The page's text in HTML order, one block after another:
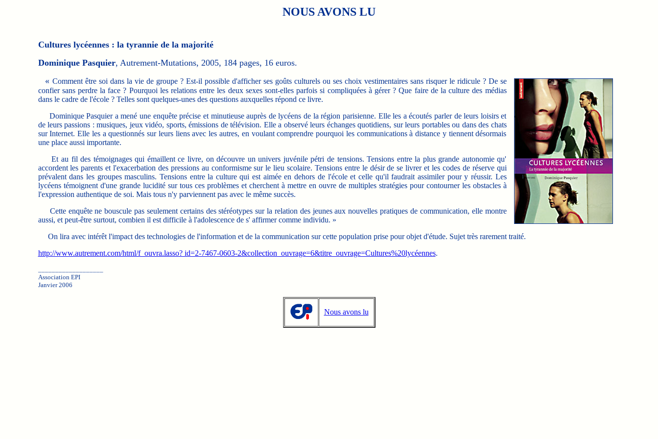
NOUS AVONS LU
Cultures lycéennes : la tyrannie de la majorité
Dominique Pasquier, Autrement-Mutations, 2005, 184 pages, 16 euros.
«Comment être soi dans la vie de groupe ? Est-il possible d'afficher ses goûts culturels ou ses choix vestimentaires sans risquer le ridicule ? De se
confier sans perdre la face ? Pourquoi les relations entre les deux sexes sont-elles parfois si compliquées à gérer ? Que faire de la culture des médias
dans le cadre de l'école ? Telles sont quelques-unes des questions auxquelles répond ce livre.
Dominique Pasquier a mené une enquête précise et minutieuse auprès de lycéens de la région parisienne. Elle les a écoutés parler de leurs loisirs et
de leurs passions : musiques, jeux vidéo, sports, émissions de télévision. Elle a observé leurs échanges quotidiens, sur leurs portables ou dans des chats
sur Internet. Elle les a questionnés sur leurs liens avec les autres, en voulant comprendre pourquoi les communications à distance y tiennent désormais
une place aussi importante.
Et au fil des témoignages qui émaillent ce livre, on découvre un univers juvénile pétri de tensions. Tensions entre la plus grande autonomie qu'
accordent les parents et l'exacerbation des pressions au conformisme sur le lieu scolaire. Tensions entre le désir de se livrer et les codes de réserve qui
prévalent dans les groupes masculins. Tensions entre la culture qui est aimée en dehors de l'école et celle qu'il faudrait assimiler pour y réussir. Les
lycéens témoignent d'une grande lucidité sur tous ces problèmes et cherchent à mettre en ouvre de multiples stratégies pour contourner les obstacles à
l'expression authentique de soi. Mais tous n'y parviennent pas avec le même succès.
Cette enquête ne bouscule pas seulement certains des stéréotypes sur la relation des jeunes aux nouvelles pratiques de communication, elle montre
aussi, et peut-être surtout, combien il est difficile à l'adolescence de s' affirmer comme individu. »
On lira avec intérêt l'impact des technologies de l'information et de la communication sur cette population prise pour objet d'étude. Sujet très rarement traité.
http://www.autrement.com/html/f_ouvra.lasso? id=2-7467-0603-2&collection_ouvrage=6&titre_ouvrage=Cultures%20lycéennes.
Association EPI
Janvier 2006
Nous avons lu